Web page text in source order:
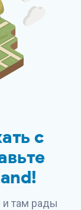
с
!
и там рады